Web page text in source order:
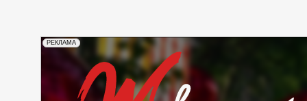
РЕКЛАМА